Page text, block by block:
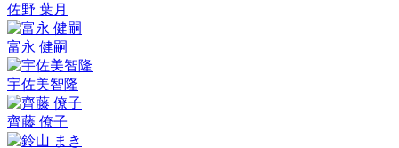
佐野 葉月
富永 健嗣
宇佐美智隆
齊藤 僚子